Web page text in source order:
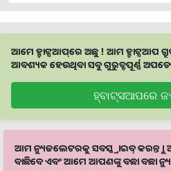
ଆମେ ହ୍ବାଟ୍ସଆପ୍‌ରେ ଅଛୁ ! ଆମ ହ୍ବାଟ୍ସଆପ
ଆବଶ୍ୟକ ହେଉଥିବା ସବୁ ଗୁରୁତ୍ବପୂର୍ଣ୍ଣ
ହ୍ବାଟ୍ସଆପରେ
ଆମ ନ୍ୟୁଜଲେଟରକୁ ସବସ୍କ୍ରାଇବ୍ କରନ୍ତୁ
ବାଛିବେ ଏବଂ ଆମେ ଆପଣଙ୍କୁ ବଛା ବଛା